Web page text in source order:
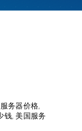
服务器价格,
钱, 美国服务